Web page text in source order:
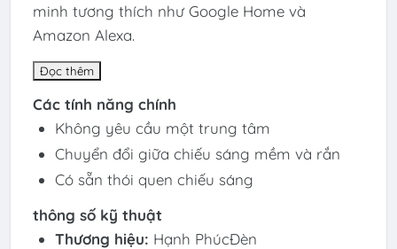
minh tương thích như Google Home và
Amazon Alexa.
Đọc thêm
Các tính năng chính
Không yêu cầu một trung tâm
Chuyển đổi giữa chiếu sáng mềm và rắn
Có sẵn thói quen chiếu sáng
thông số kỹ thuật
Thương hiệu: Hạnh PhúcĐèn